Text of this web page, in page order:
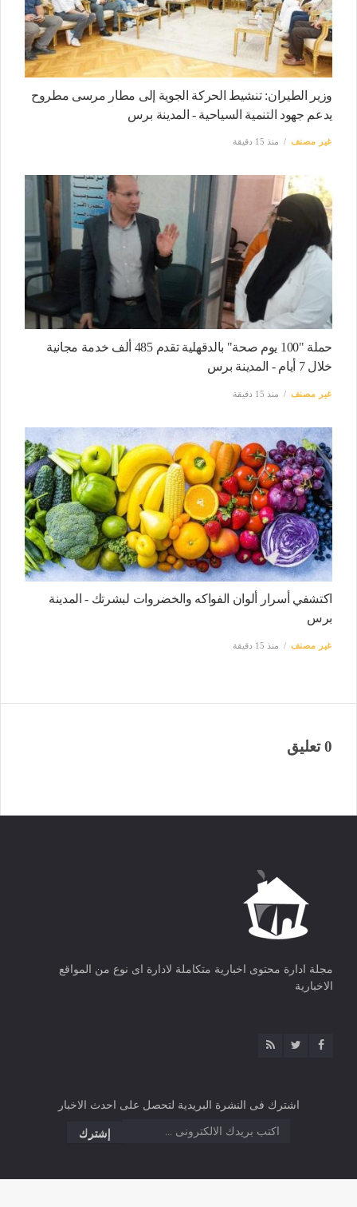
وزير الطيران: تنشيط الحركة الجوية إلى مطار مرسى مطروح
يدعم جهود التنمية السياحية - المدينة برس
غير مصنف منذ 15 دقيقة
حملة "100 يوم صحة" بالدقهلية تقدم 485 ألف خدمة مجانية
خلال 7 أيام - المدينة برس
غير مصنف منذ 15 دقيقة
اكتشفي أسرار ألوان الفواكه والخضروات لبشرتك - المدينة
برس
غير مصنف منذ 15 دقيقة
0 تعليق
مجلة ادارة محتوى اخبارية متكاملة لادارة اى نوع من المواقع
الاخبارية
اشترك فى النشرة البريدية لتحصل على احدث الاخبار